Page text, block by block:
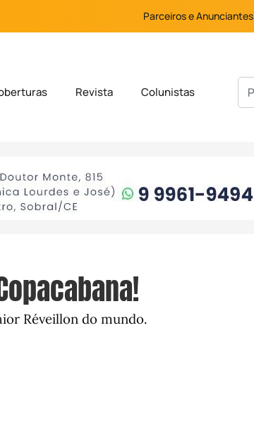
Parceiros e Anunciantes
Revista Colunistas
Réveillon do mundo.